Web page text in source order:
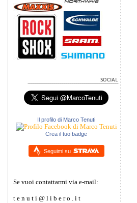
Il profilo di Marco Tenuti
Crea il tuo badge
Seguimi su
Se vuoi contattarmi via e-mail:
t e n u t i @ l i b e r o . i t